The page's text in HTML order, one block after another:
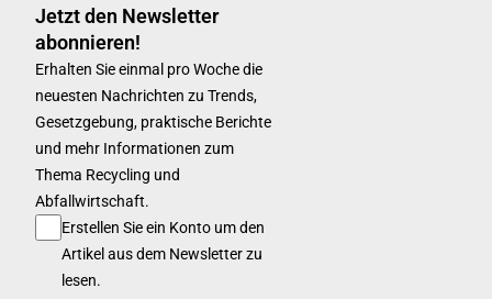
Jetzt den Newsletter
abonnieren!
Erhalten Sie einmal pro Woche die
neuesten Nachrichten zu Trends,
Gesetzgebung, praktische Berichte
und mehr Informationen zum
Thema Recycling und
Abfallwirtschaft.
Erstellen Sie ein Konto um den
Artikel aus dem Newsletter zu
lesen.